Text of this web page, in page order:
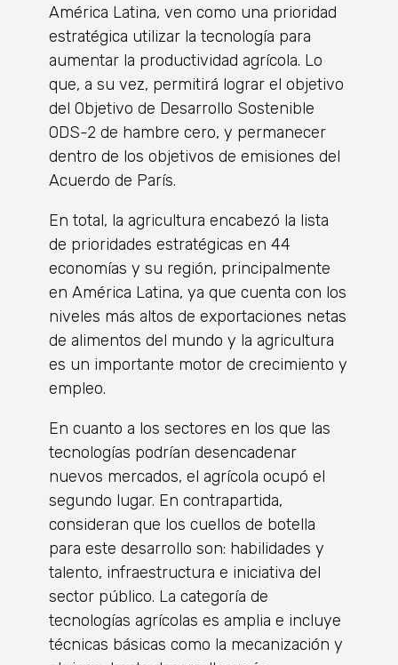
América Latina, ven como una prioridad
estratégica utilizar la tecnología para
aumentar la productividad agrícola. Lo
que, a su vez, permitirá lograr el objetivo
del Objetivo de Desarrollo Sostenible
ODS-2 de hambre cero, y permanecer
dentro de los objetivos de emisiones del
Acuerdo de París.
En total, la agricultura encabezó la lista
de prioridades estratégicas en 44
economías y su región, principalmente
en América Latina, ya que cuenta con los
niveles más altos de exportaciones netas
de alimentos del mundo y la agricultura
es un importante motor de crecimiento y
empleo.
En cuanto a los sectores en los que las
tecnologías podrían desencadenar
nuevos mercados, el agrícola ocupó el
segundo lugar. En contrapartida,
consideran que los cuellos de botella
para este desarrollo son: habilidades y
talento, infraestructura e iniciativa del
sector público. La categoría de
tecnologías agrícolas es amplia e incluye
técnicas básicas como la mecanización y